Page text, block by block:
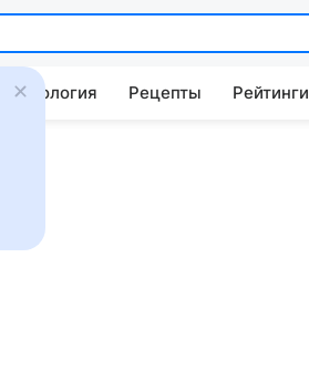
Психология Рецепты Рейтинги